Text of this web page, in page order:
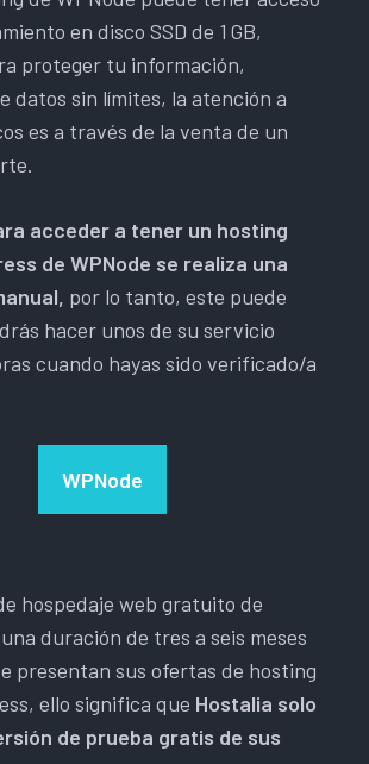
en disco SSD de 1 GB,
proteger tu información,
datos sin límites, la atención a
es a través de la venta de un
acceder a tener un hosting
de WPNode se realiza una
por lo tanto, este puede
hacer unos de su servicio
cuando hayas sido verificado/a
WPNode
hospedaje web gratuito de
duración de tres a seis meses
presentan sus ofertas de hosting
ello significa que Hostalia solo
de prueba gratis de sus